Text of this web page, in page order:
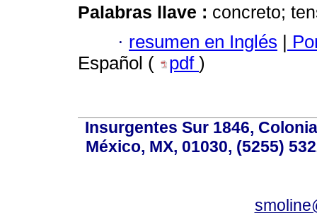
Palabras llave : concreto;
· resumen en Inglés
Español (
pdf )
Insurgentes Sur 1846,
México, MX, 01030, (5255)